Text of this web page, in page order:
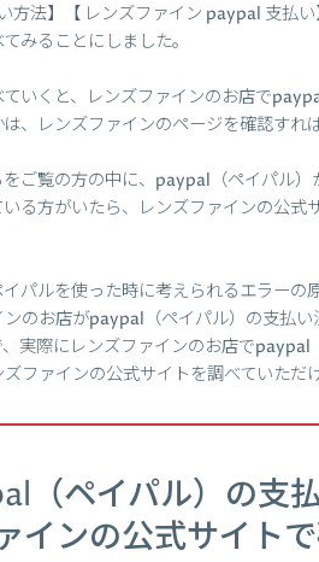
法】【 レンズファイン paypal 支払
みることにしました。
いくと、レンズファインのお店で
、レンズファインのページを確認すれ
ご覧の方の中に、paypal（ペイパル
る方がいたら、レンズファインの公式
パルを使った時に考えられるエラーの
ンのお店がpaypal（ペイパル）の支払
実際にレンズファインのお店で
ファインの公式サイトを調べていただ
（ペイパル）の支
インの公式サイト